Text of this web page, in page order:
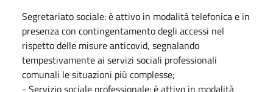
Segretariato sociale: è attivo in modalità telefonica e in
presenza con contingentamento degli accessi nel
rispetto delle misure anticovid, segnalando
tempestivamente ai servizi sociali professionali
comunali le situazioni più complesse;
- Servizio sociale professionale: è attivo in modalità